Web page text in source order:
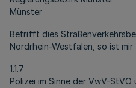
Münster
Betrifft dies
Nordrhein-Westfalen, so ist mir
1.1.7
Polizei im Sinne der VwV-StVO